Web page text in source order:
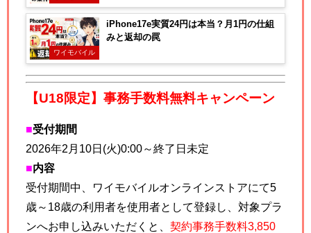
ワイモバイル
iPhone17e実質24円は本当？月1円の仕組
みと返却の罠
【U18限定】事務手数料無料キャンペーン
■受付期間
2026年2月10日(火)0:00～終了日未定
■内容
受付期間中、ワイモバイルオンラインストアにて5
歳～18歳の利用者を使用者として登録し、 対象プラ
ンへお申し込みいただくと、 契約事務手数料3,850